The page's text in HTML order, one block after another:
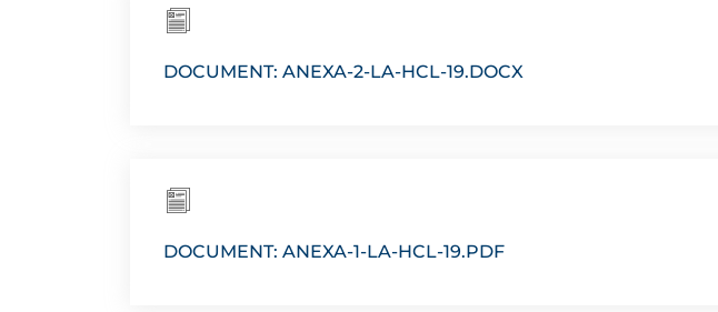
DOCUMENT: ANEXA-2-LA-HCL-19.DOCX
DOCUMENT: ANEXA-1-LA-HCL-19.PDF